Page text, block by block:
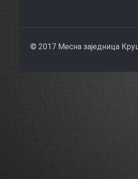
© 2017 Месна заједница